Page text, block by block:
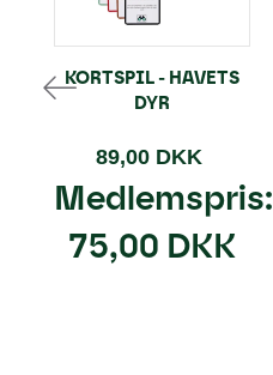
KORTSPIL - HAVETS
DYR
89,00 DKK
Medlemspris:
75,00 DKK